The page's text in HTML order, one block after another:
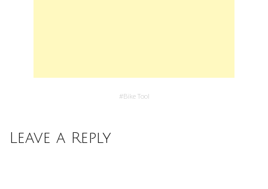
#Bike Tool
Leave a Reply